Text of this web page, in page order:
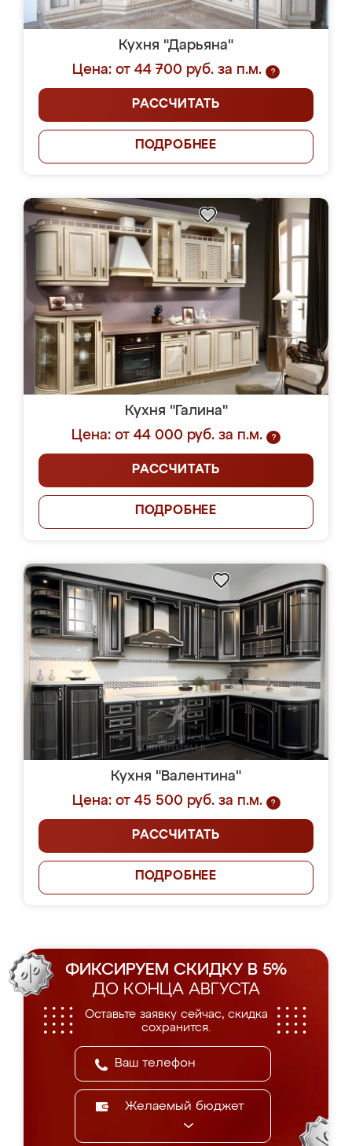
Кухня "Дарьяна"
Цена: от 44 700 руб. за п.м.
?
РАССЧИТАТЬ
ПОДРОБНЕЕ
Кухня "Галина"
Цена: от 44 000 руб. за п.м.
?
РАССЧИТАТЬ
ПОДРОБНЕЕ
Кухня "Валентина"
Цена: от 45 500 руб. за п.м.
?
РАССЧИТАТЬ
ПОДРОБНЕЕ
ФИКСИРУЕМ СКИДКУ В 5%
ДО КОНЦА АВГУСТА
Оставьте заявку сейчас, скидка
сохранится.
Желаемый бюджет